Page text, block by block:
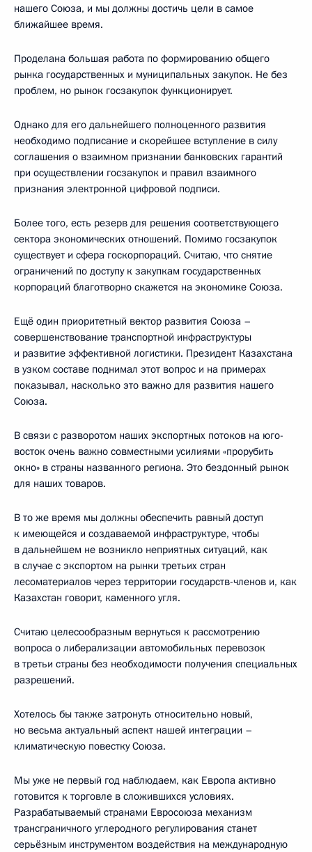
нашего Союза, и мы должны достичь цели в самое
ближайшее время.
Проделана большая работа по формированию общего
рынка государственных и муниципальных закупок. Не без
проблем, но рынок госзакупок функционирует.
Однако для его дальнейшего полноценного развития
необходимо подписание и скорейшее вступление в силу
соглашения о взаимном признании банковских гарантий
при осуществлении госзакупок и правил взаимного
признания электронной цифровой подписи.
Более того, есть резерв для решения соответствующего
сектора экономических отношений. Помимо госзакупок
существует и сфера госкорпораций. Считаю, что снятие
ограничений по доступу к закупкам государственных
корпораций благотворно скажется на экономике Союза.
Ещё один приоритетный вектор развития Союза –
совершенствование транспортной инфраструктуры
и развитие эффективной логистики. Президент Казахстана
в узком составе поднимал этот вопрос и на примерах
показывал, насколько это важно для развития нашего
Союза.
В связи с разворотом наших экспортных потоков на юго-
восток очень важно совместными усилиями «прорубить
окно» в страны названного региона. Это бездонный рынок
для наших товаров.
В то же время мы должны обеспечить равный доступ
к имеющейся и создаваемой инфраструктуре, чтобы
в дальнейшем не возникло неприятных ситуаций, как
в случае с экспортом на рынки третьих стран
лесоматериалов через территории государств-членов и, как
Казахстан говорит, каменного угля.
Считаю целесообразным вернуться к рассмотрению
вопроса о либерализации автомобильных перевозок
в третьи страны без необходимости получения специальных
разрешений.
Хотелось бы также затронуть относительно новый,
но весьма актуальный аспект нашей интеграции –
климатическую повестку Союза.
Мы уже не первый год наблюдаем, как Европа активно
готовится к торговле в сложившихся условиях.
Разрабатываемый странами Евросоюза механизм
трансграничного углеродного регулирования станет
серьёзным инструментом воздействия на международную